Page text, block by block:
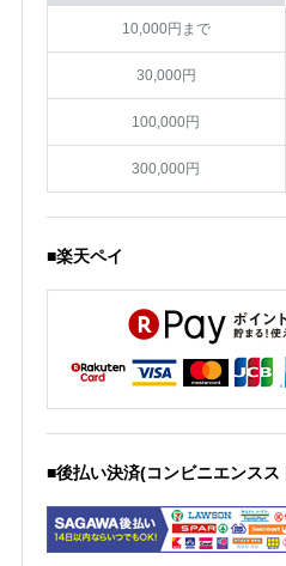
10,000円まで
30,000円
100,000円
300,000円
■楽天ペイ
■後払い決済(コンビニエンスス